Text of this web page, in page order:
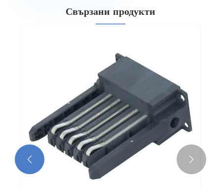
Свързани продукти
Изтеглете SwitchGear Помощен контакт
 